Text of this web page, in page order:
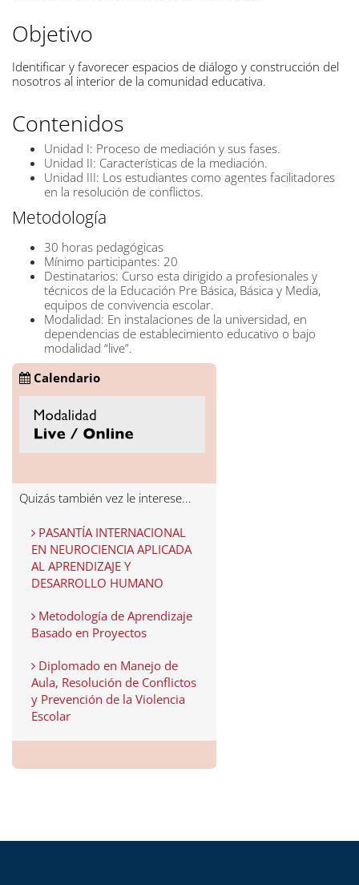
Objetivo
Identificar y favorecer espacios de diálogo y construcción del
nosotros al interior de la comunidad educativa.
Contenidos
Unidad I: Proceso de mediación y sus fases.
Unidad II: Características de la mediación.
Unidad III: Los estudiantes como agentes facilitadores
en la resolución de conflictos.
Metodología
30 horas pedagógicas
Mínimo participantes: 20
Destinatarios: Curso esta dirigido a profesionales y
técnicos de la Educación Pre Básica, Básica y Media,
equipos de convivencia escolar.
Modalidad: En instalaciones de la universidad, en
dependencias de establecimiento educativo o bajo
modalidad “live”.
Calendario
Quizás también vez le interese...
PASANTÍA INTERNACIONAL
EN NEUROCIENCIA APLICADA
AL APRENDIZAJE Y
DESARROLLO HUMANO
Metodología de Aprendizaje
Basado en Proyectos
Diplomado en Manejo de
Aula, Resolución de Conflictos
y Prevención de la Violencia
Escolar